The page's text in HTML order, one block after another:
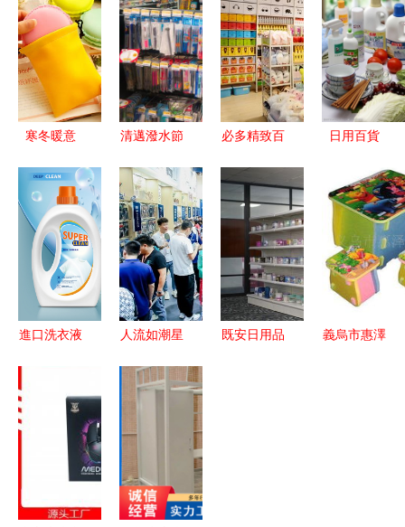
寒冬暖意
用百貨中的
貼心保暖良
品
清邁潑水節
略 便利店
與街邊小攤
淘貨指南
必多精致百
用百貨好物
推薦
日用百貨
業的視覺素
材寶庫
進口洗衣液
的高端選擇
與消費考量
人流如潮星
貨盛宴啟新
品交易會盛
既安日用品
義烏市惠澤